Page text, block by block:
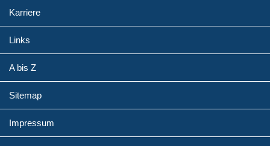
Karriere
Links
A bis Z
Sitemap
Impressum